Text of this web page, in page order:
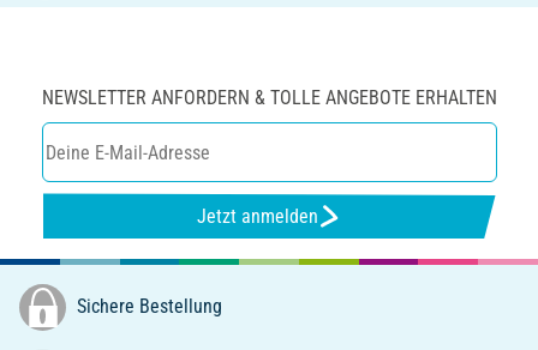
NEWSLETTER ANFORDERN & TOLLE ANGEBOTE ERHALTEN
Jetzt anmelden
Sichere Bestellung